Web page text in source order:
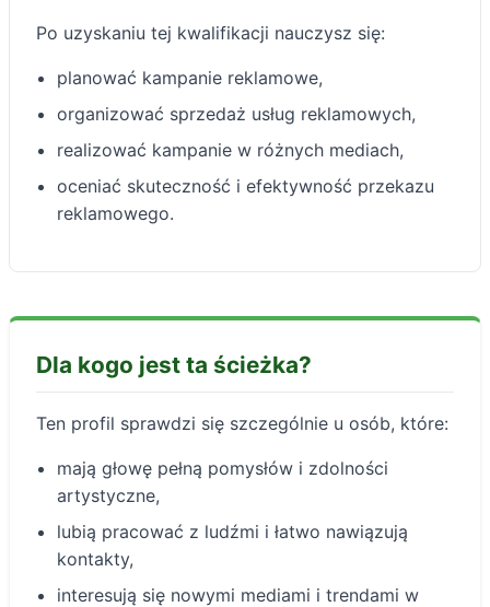
Po uzyskaniu tej kwalifikacji nauczysz się:
planować kampanie reklamowe,
organizować sprzedaż usług reklamowych,
realizować kampanie w różnych mediach,
oceniać skuteczność i efektywność przekazu
reklamowego.
Dla kogo jest ta ścieżka?
Ten profil sprawdzi się szczególnie u osób, które:
mają głowę pełną pomysłów i zdolności
artystyczne,
lubią pracować z ludźmi i łatwo nawiązują
kontakty,
interesują się nowymi mediami i trendami w